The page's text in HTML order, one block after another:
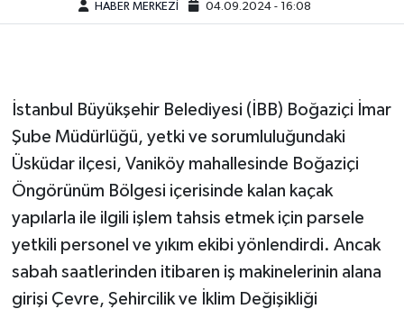
HABER MERKEZİ 04.09.2024 - 16:08
İstanbul Büyükşehir Belediyesi (İBB) Boğaziçi İmar
Şube Müdürlüğü, yetki ve sorumluluğundaki
Üsküdar ilçesi, Vaniköy mahallesinde Boğaziçi
Öngörünüm Bölgesi içerisinde kalan kaçak
yapılarla ile ilgili işlem tahsis etmek için parsele
yetkili personel ve yıkım ekibi yönlendirdi. Ancak
sabah saatlerinden itibaren iş makinelerinin alana
girişi Çevre, Şehircilik ve İklim Değişikliği